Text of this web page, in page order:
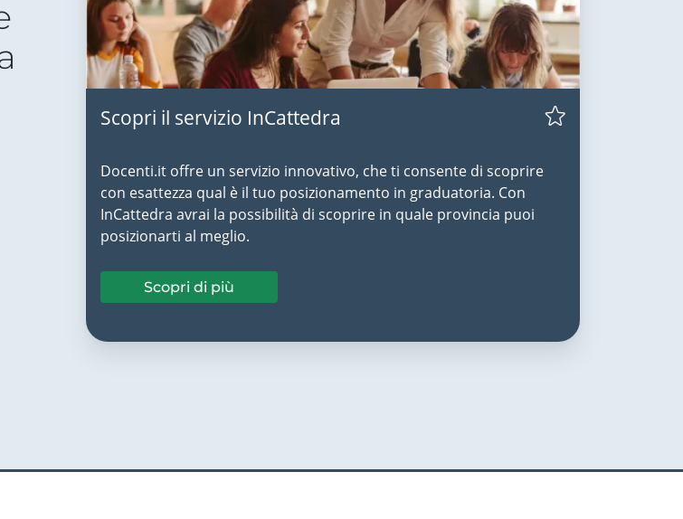
Scopri il servizio InCattedra
Docenti.it offre un servizio innovativo, che ti consente di scoprire
con esattezza qual è il tuo posizionamento in graduatoria. Con
InCattedra avrai la possibilità di scoprire in quale provincia puoi
posizionarti al meglio.
Scopri di più